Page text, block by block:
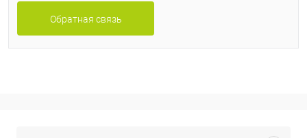
Обратная связь